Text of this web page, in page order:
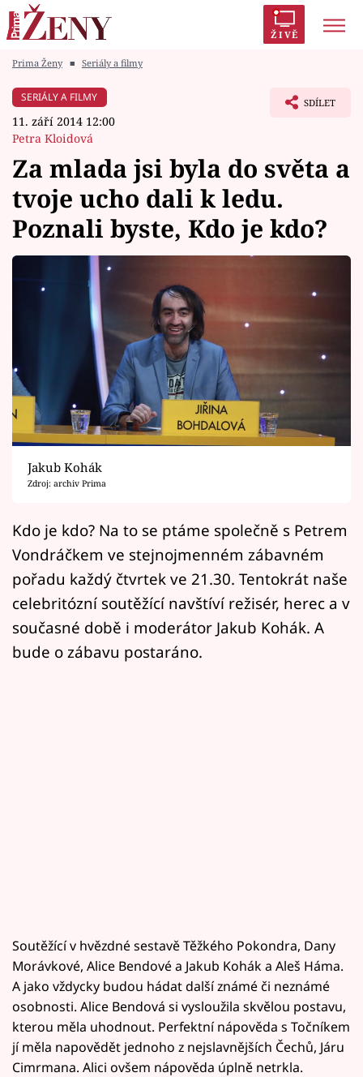
ŽIVĚ
Módní alarm
Témata
Celebrity
Vztahy
Horoskopy
Sledujte prima+
Filmový festival Karlovy Vary
Pořady
Mámy sobě
Přihlášení
Sledujte nás
Prima Ženy ■ Seriály a filmy
SERIÁLY A FILMY
11. září 2014 12:00
Petra Kloidová
SDÍLET
Za mlada jsi byla do světa a
tvoje ucho dali k ledu.
Poznali byste, Kdo je kdo?
Jakub Kohák
Zdroj: archiv Prima
Kdo je kdo? Na to se ptáme společně s Petrem
Vondráčkem ve stejnojmenném zábavném
pořadu každý čtvrtek ve 21.30. Tentokrát naše
celebritózní soutěžící navštíví režisér, herec a v
současné době i moderátor Jakub Kohák. A
bude o zábavu postaráno.
Soutěžící v hvězdné sestavě Těžkého Pokondra, Dany
Morávkové, Alice Bendové a Jakub Kohák a Aleš Háma.
A jako vždycky budou hádat další známé či neznámé
osobnosti. Alice Bendová si vysloužila skvělou postavu,
kterou měla uhodnout. Perfektní nápověda s Točníkem
jí měla napovědět jednoho z nejslavnějších Čechů, Járu
Cimrmana. Alici ovšem nápověda úplně netrkla.